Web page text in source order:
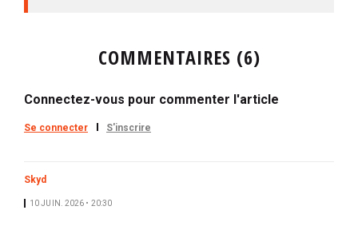
COMMENTAIRES (6)
Connectez-vous pour commenter l'article
Se connecter S'inscrire
Skyd
10 JUIN. 2026 • 20:30